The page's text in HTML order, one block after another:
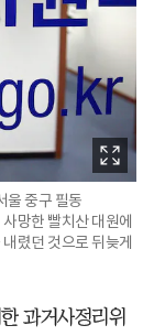
울 중구 필동
망한 빨치산 대원에
렸던 것으로 뒤늦게
과거사정리위